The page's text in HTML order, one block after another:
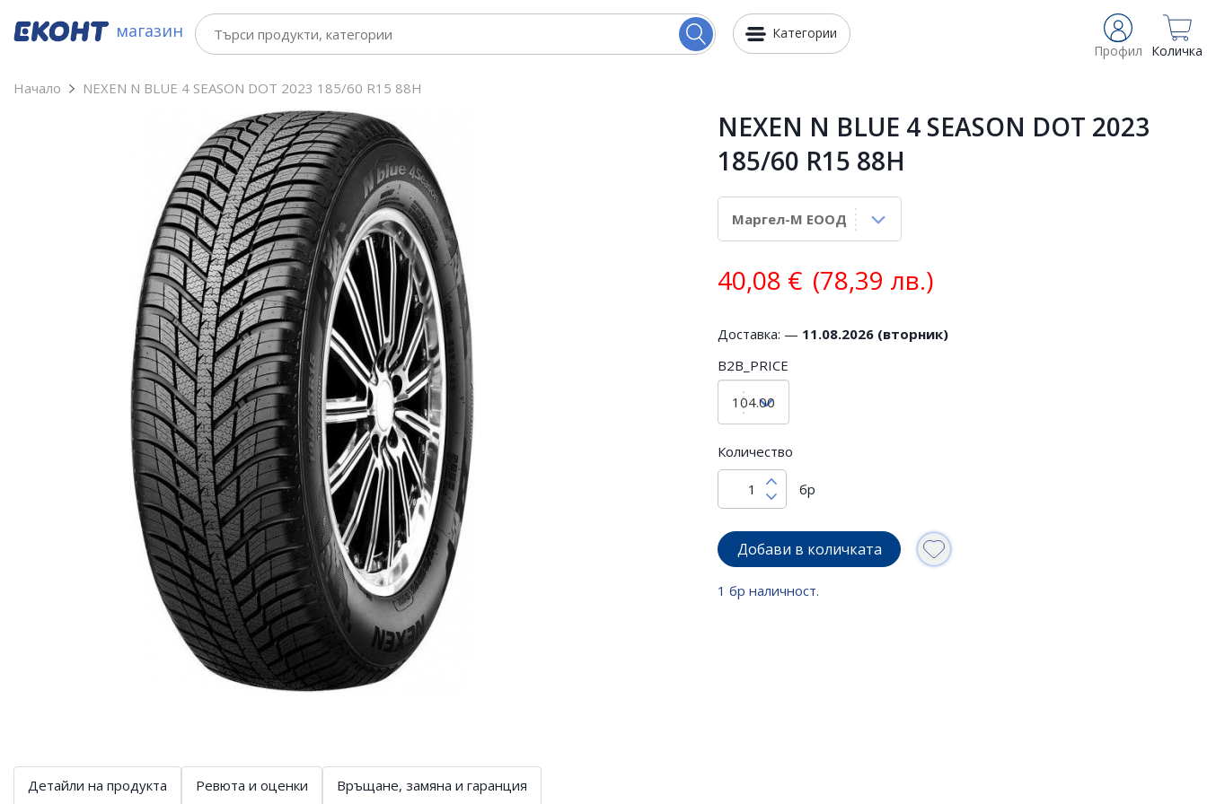
магазин
Профил Количка
Категории
Начало NEXEN N BLUE 4 SEASON DOT 2023 185/60 R15 88H
NEXEN N BLUE 4 SEASON DOT 2023
185/60 R15 88H
40,08 € (78,39 лв.)
Доставка: — 11.08.2026 (вторник)
B2B_PRICE
Количество
бр
Добави в количката
1 бр наличност.
Детайли на продукта Ревюта и оценки Връщане, замяна и гаранция